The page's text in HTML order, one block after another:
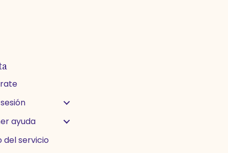
ayuda
del servicio